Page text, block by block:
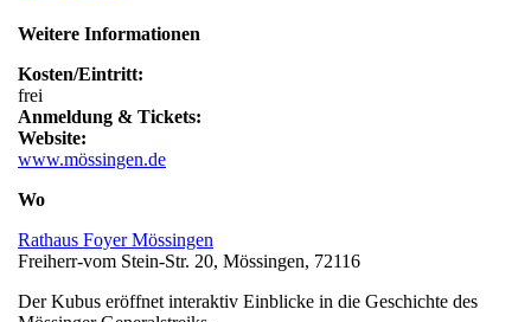
Weitere Informationen
Kosten/Eintritt:
frei
Anmeldung & Tickets:
Website:
www.mössingen.de
Wo
Rathaus Foyer Mössingen
Freiherr-vom Stein-Str. 20, Mössingen, 72116
Der Kubus eröffnet interaktiv Einblicke in die Geschichte des